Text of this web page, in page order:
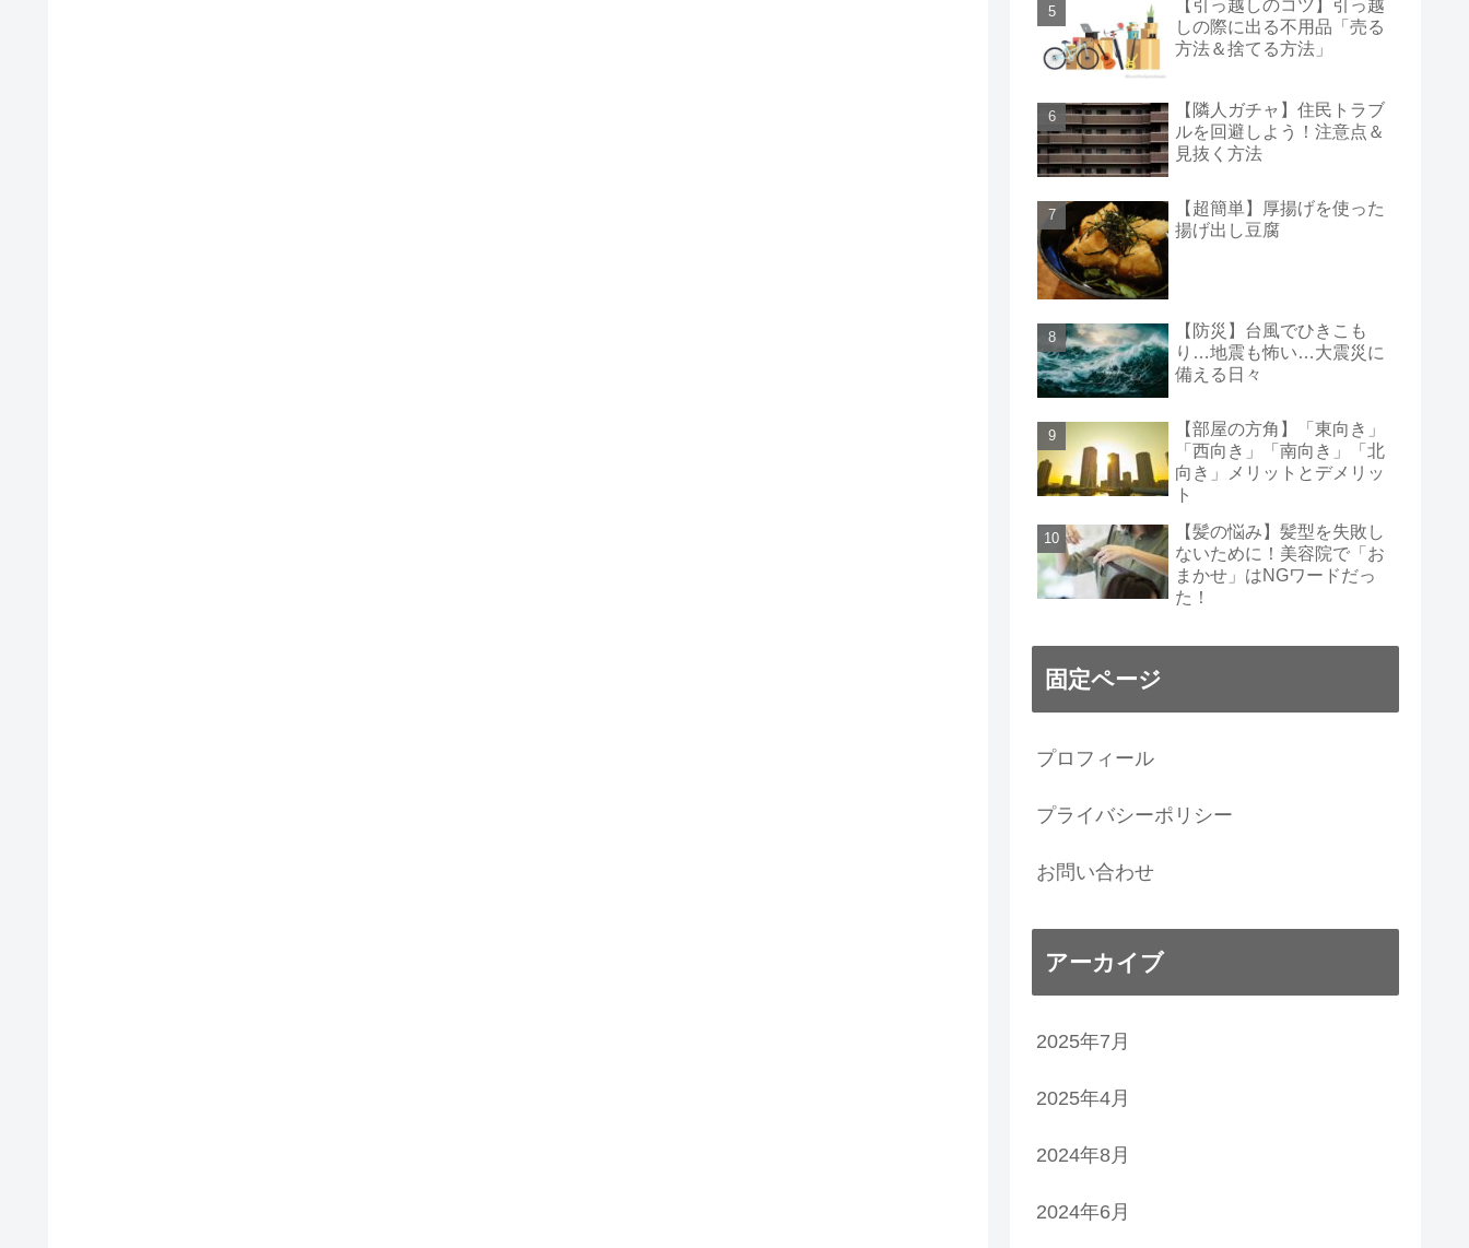
【引っ越しのコツ】引っ越
しの際に出る不用品「売る
方法＆捨てる方法」
【隣人ガチャ】住民トラブ
ルを回避しよう！注意点＆
見抜く方法
【超簡単】厚揚げを使った
揚げ出し豆腐
【防災】台風でひきこも
り…地震も怖い…大震災に
備える日々
【部屋の方角】「東向き」
「西向き」「南向き」「北
向き」メリットとデメリッ
ト
【髪の悩み】髪型を失敗し
ないために！美容院で「お
まかせ」はNGワードだっ
た！
固定ページ
プロフィール
プライバシーポリシー
お問い合わせ
アーカイブ
2025年7月
2025年4月
2024年8月
2024年6月